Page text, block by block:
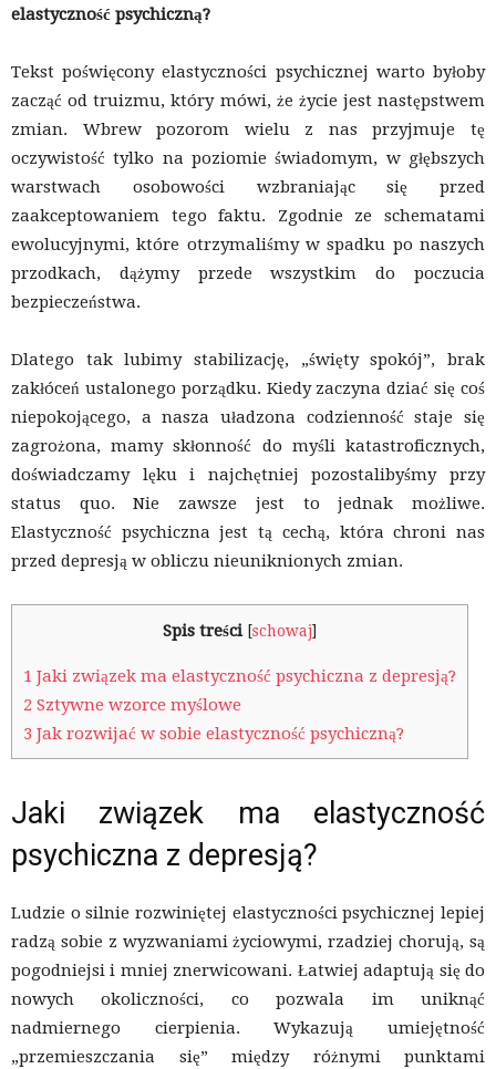
elastyczność psychiczną?
Tekst poświęcony elastyczności psychicznej warto byłoby
zacząć od truizmu, który mówi, że życie jest następstwem
zmian. Wbrew pozorom wielu z nas przyjmuje tę
oczywistość tylko na poziomie świadomym, w głębszych
warstwach osobowości wzbraniając się przed
zaakceptowaniem tego faktu. Zgodnie ze schematami
ewolucyjnymi, które otrzymaliśmy w spadku po naszych
przodkach, dążymy przede wszystkim do poczucia
bezpieczeństwa.
Dlatego tak lubimy stabilizację, „święty spokój”, brak
zakłóceń ustalonego porządku. Kiedy zaczyna dziać się coś
niepokojącego, a nasza uładzona codzienność staje się
zagrożona, mamy skłonność do myśli katastroficznych,
doświadczamy lęku i najchętniej pozostalibyśmy przy
status quo. Nie zawsze jest to jednak możliwe.
Elastyczność psychiczna jest tą cechą, która chroni nas
przed depresją w obliczu nieuniknionych zmian.
Spis treści [schowaj]
1 Jaki związek ma elastyczność psychiczna z depresją?
2 Sztywne wzorce myślowe
3 Jak rozwijać w sobie elastyczność psychiczną?
Jaki związek ma elastyczność
psychiczna z depresją?
Ludzie o silnie rozwiniętej elastyczności psychicznej lepiej
radzą sobie z wyzwaniami życiowymi, rzadziej chorują, są
pogodniejsi i mniej znerwicowani. Łatwiej adaptują się do
nowych okoliczności, co pozwala im uniknąć
nadmiernego cierpienia. Wykazują umiejętność
„przemieszczania się” między różnymi punktami